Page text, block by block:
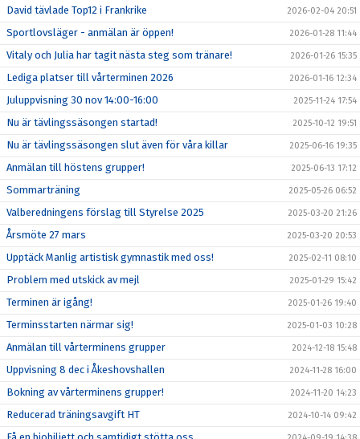
David tävlade Top12 i Frankrike 2026-02-04 20:51
Sportlovsläger - anmälan är öppen! 2026-01-28 11:44
Vitaly och Julia har tagit nästa steg som tränare! 2026-01-26 15:35
Lediga platser till vårterminen 2026 2026-01-16 12:34
Juluppvisning 30 nov 14:00-16:00 2025-11-24 17:54
Nu är tävlingssäsongen startad! 2025-10-12 19:51
Nu är tävlingssäsongen slut även för våra killar 2025-06-16 19:35
Anmälan till höstens grupper! 2025-06-13 17:12
Sommarträning 2025-05-26 06:52
Valberedningens förslag till Styrelse 2025 2025-03-20 21:26
Årsmöte 27 mars 2025-03-20 20:53
Upptäck Manlig artistisk gymnastik med oss! 2025-02-11 08:10
Problem med utskick av mejl 2025-01-29 15:42
Terminen är igång! 2025-01-26 19:40
Terminsstarten närmar sig! 2025-01-03 10:28
Anmälan till vårterminens grupper 2024-12-18 15:48
Uppvisning 8 dec i Åkeshovshallen 2024-11-28 16:00
Bokning av vårterminens grupper! 2024-11-20 14:23
Reducerad träningsavgift HT 2024-10-14 09:42